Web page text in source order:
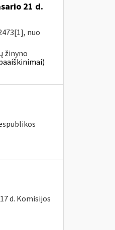
21 d.
nuo
žinyno
d. Komisijos